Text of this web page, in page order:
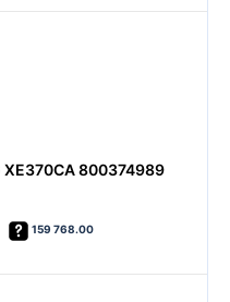
800374989
159 768.00